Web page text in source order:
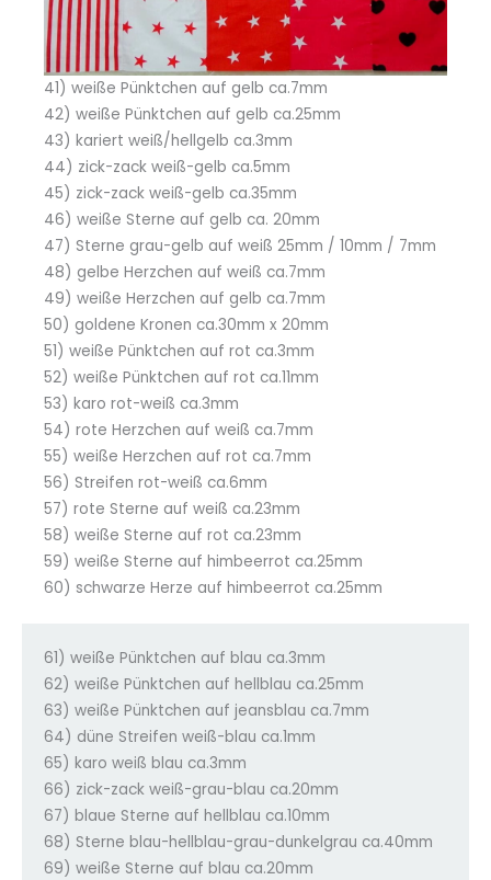
41) weiße Pünktchen auf gelb ca.7mm
42) weiße Pünktchen auf gelb ca.25mm
43) kariert weiß/hellgelb ca.3mm
44) zick-zack weiß-gelb ca.5mm
45) zick-zack weiß-gelb ca.35mm
46) weiße Sterne auf gelb ca. 20mm
47) Sterne grau-gelb auf weiß 25mm / 10mm / 7mm
48) gelbe Herzchen auf weiß ca.7mm
49) weiße Herzchen auf gelb ca.7mm
50) goldene Kronen ca.30mm x 20mm
51) weiße Pünktchen auf rot ca.3mm
52) weiße Pünktchen auf rot ca.11mm
53) karo rot-weiß ca.3mm
54) rote Herzchen auf weiß ca.7mm
55) weiße Herzchen auf rot ca.7mm
56) Streifen rot-weiß ca.6mm
57) rote Sterne auf weiß ca.23mm
58) weiße Sterne auf rot ca.23mm
59) weiße Sterne auf himbeerrot ca.25mm
60) schwarze Herze auf himbeerrot ca.25mm
61) weiße Pünktchen auf blau ca.3mm
62) weiße Pünktchen auf hellblau ca.25mm
63) weiße Pünktchen auf jeansblau ca.7mm
64) düne Streifen weiß-blau ca.1mm
65) karo weiß blau ca.3mm
66) zick-zack weiß-grau-blau ca.20mm
67) blaue Sterne auf hellblau ca.10mm
68) Sterne blau-hellblau-grau-dunkelgrau ca.40mm
69) weiße Sterne auf blau ca.20mm